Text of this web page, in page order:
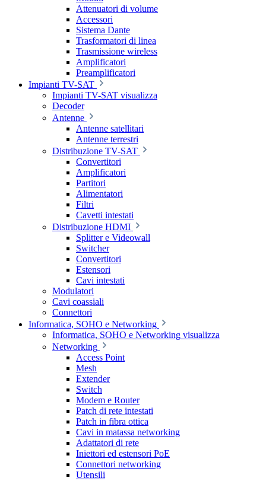
Attenuatori di volume
Accessori
Sistema Dante
Trasformatori di linea
Trasmissione wireless
Amplificatori
Preamplificatori
Impianti TV-SAT
Impianti TV-SAT visualizza
Decoder
Antenne
Antenne satellitari
Antenne terrestri
Distribuzione TV-SAT
Convertitori
Amplificatori
Partitori
Alimentatori
Filtri
Cavetti intestati
Distribuzione HDMI
Splitter e Videowall
Switcher
Convertitori
Estensori
Cavi intestati
Modulatori
Cavi coassiali
Connettori
Informatica, SOHO e Networking
Informatica, SOHO e Networking visualizza
Networking
Access Point
Mesh
Extender
Switch
Modem e Router
Patch di rete intestati
Patch in fibra ottica
Cavi in matassa networking
Adattatori di rete
Iniettori ed estensori PoE
Connettori networking
Utensili